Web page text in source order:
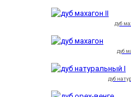
дуб
дуб
дуб